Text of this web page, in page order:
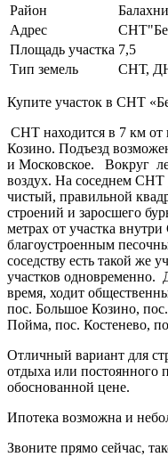
Район
Адрес
Площадь участка 7,5
Тип земель
СНТ,
Купите участок в СНТ
СНТ находится в 7 км от
Козино. Подъезд
и Московское. Вокруг
воздух. На соседнем
чистый, правильной
строений и заросшего
метрах от участка
благоустроенным
соседству есть такой же
участков одновременно.
время, ходит
пос. Большое Козино,
Пойма, пос. Костенево,
Отличный вариант для
отдыха или постоянного
обоснованной цене.
Ипотека возможна и
Звоните прямо сейчас,